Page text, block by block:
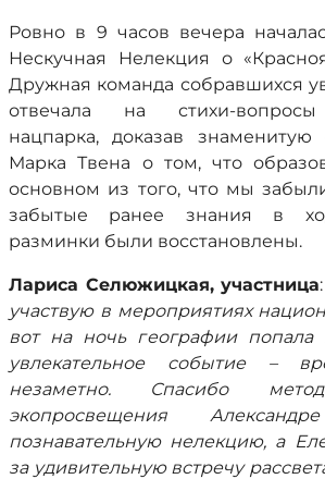
Ровно в 9 часов вечера
Нескучная Нелекция о
Дружная команда собравшихся
отвечала на стихи-вопросы
нацпарка, доказав знаменитую
Марка Твена о том, что
основном из того, что мы
забытые ранее знания в
разминки были восстановлены.
Лариса Селюжицкая, участница:
участвую в мероприятиях
вот на ночь географии
увлекательное событие –
незаметно. Спасибо
экопросвещения
познавательную нелекцию, а
за удивительную встречу